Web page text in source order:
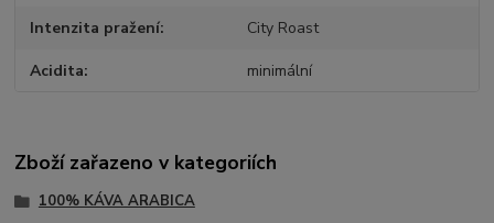
Intenzita pražení City Roast
Acidita minimální
Zboží zařazeno v kategoriích
100% KÁVA ARABICA